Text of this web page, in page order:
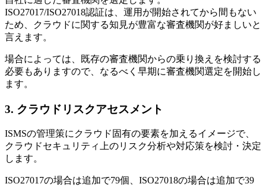
ISO27017/ISO27018認証は、運用が開始されてから間もない
ため、クラウドに関する知見が豊富な審査機関が好ましいと
言えます。
場合によっては、既存の審査機関からの乗り換えを検討する
必要もありますので、なるべく早期に審査機関選定を開始し
ます。
3. クラウドリスクアセスメント
ISMSの管理策にクラウド固有の要素を加えるイメージで、
クラウドセキュリティ上のリスク分析や対応策を検討・決定
します。
ISO27017の場合は追加で79個、ISO27018の場合は追加で39